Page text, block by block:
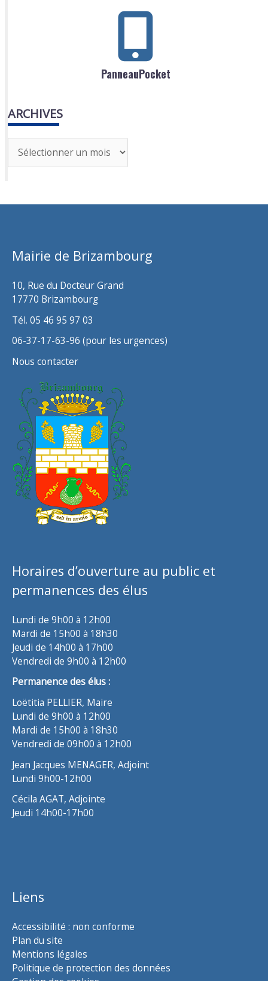
PanneauPocket
ARCHIVES
r
h
Mairie de Brizambourg
10, Rue du Docteur Grand
17770 Brizambourg
Tél. 05 46 95 97 03
06-37-17-63-96 (pour les urgences)
Nous contacter
Horaires d’ouverture au public et
permanences des élus
Lundi de 9h00 à 12h00
Mardi de 15h00 à 18h30
Jeudi de 14h00 à 17h00
Vendredi de 9h00 à 12h00
Permanence des élus :
Loëtitia PELLIER, Maire
Lundi de 9h00 à 12h00
Mardi de 15h00 à 18h30
Vendredi de 09h00 à 12h00
Jean Jacques MENAGER, Adjoint
Lundi 9h00-12h00
Cécila AGAT, Adjointe
Jeudi 14h00-17h00
Liens
Accessibilité : non conforme
Plan du site
Mentions légales
Politique de protection des données